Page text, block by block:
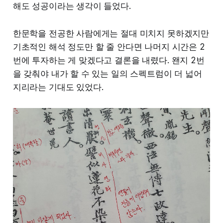
해도 성공이라는 생각이 들었다.
한문학을 전공한 사람에게는 절대 미치지 못하겠지만
기초적인 해석 정도만 할 줄 안다면 나머지 시간은 2
번에 투자하는 게 맞겠다고 결론을 내렸다. 왠지 2번
을 갖춰야 내가 할 수 있는 일의 스펙트럼이 더 넓어
지리라는 기대도 있었다.